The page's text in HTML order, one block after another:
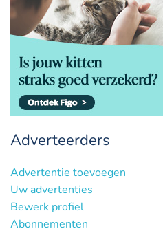
Adverteerders
Advertentie toevoegen
Uw advertenties
Bewerk profiel
Abonnementen